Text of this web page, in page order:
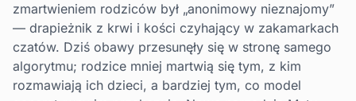
zmartwieniem rodziców był „anonimowy nieznajomy”
— drapieżnik z krwi i kości czyhający w zakamarkach
czatów. Dziś obawy przesunęły się w stronę samego
algorytmu; rodzice mniej martwią się tym, z kim
rozmawiają ich dzieci, a bardziej tym, co model